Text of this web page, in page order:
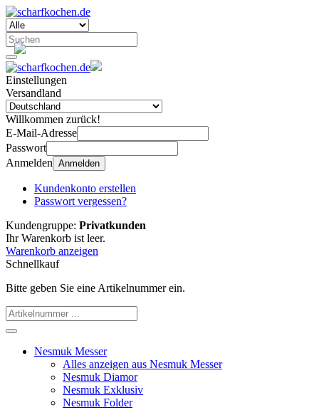
Einstellungen
Versandland
Willkommen zurück!
E-Mail-Adresse
Passwort
Anmelden Anmelden
Kundenkonto erstellen
Passwort vergessen?
Kundengruppe: Privatkunden
Ihr Warenkorb ist leer.
Warenkorb anzeigen
Schnellkauf
Bitte geben Sie eine Artikelnummer ein.
Nesmuk Messer
Alles anzeigen aus Nesmuk Messer
Nesmuk Diamor
Nesmuk Exklusiv
Nesmuk Folder